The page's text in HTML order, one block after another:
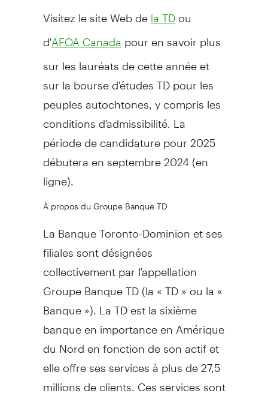
Visitez le site Web de la TDou
d'AFOA Canada pour en savoir plus
sur les lauréats de cette année et
sur la bourse d'études TD pour les
peuples autochtones, y compris les
conditions d'admissibilité. La
période de candidature pour 2025
débutera en septembre 2024 (en
ligne).
À propos du Groupe Banque TD
La Banque Toronto-Dominion et ses
filiales sont désignées
collectivement par l'appellation
Groupe Banque TD (la « TD » ou la «
Banque »). La TD est la sixième
banque en importance en Amérique
du Nord en fonction de son actif et
elle offre ses services à plus de 27,5
millions de clients. Ces services sont